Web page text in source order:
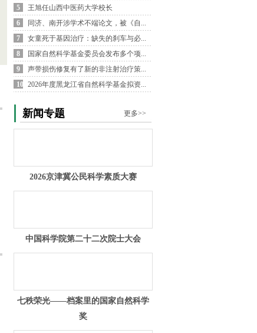
5
王旭任山西中医药大学校长
6
同济、南开涉学术不端论文，被《自...
7
女童死于基因治疗：缺失的刹车与必...
8
国家自然科学基金委员会发布多个项...
9
声带损伤修复有了新的非注射治疗策...
10 2026年度黑龙江省自然科学基金拟资...
新闻专题 更多>>
2026京津冀公民科学素质大赛
中国科学院第二十二次院士大会
七秩荣光——档案里的国家自然科学
奖